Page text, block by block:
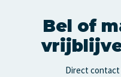
Bel of
Direct